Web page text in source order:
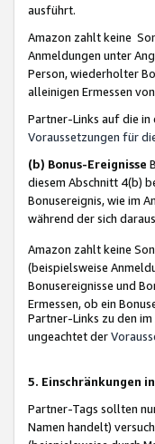
ausführt.
Amazon zahlt keine
Anmeldungen unter
Person, wiederholter
alleinigen Ermessen
Partner-Links auf die
Voraussetzungen für
(b) Bonus-Ereignisse
diesem Abschnitt 4(b)
Bonusereignis, wie im
während der sich
Amazon zahlt keine
(beispielsweise
Bonusereignisse und
Ermessen, ob ein
Partner-Links zu den
ungeachtet der
5. Einschränkungen
Partner-Tags sollten
Namen handelt)